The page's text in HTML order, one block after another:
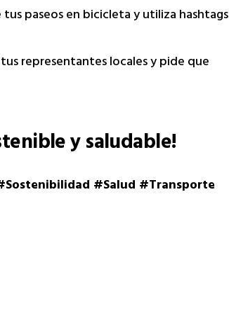
paseos en bicicleta y utiliza hashtags
representantes locales y pide que
y saludable!
#Salud #Transporte